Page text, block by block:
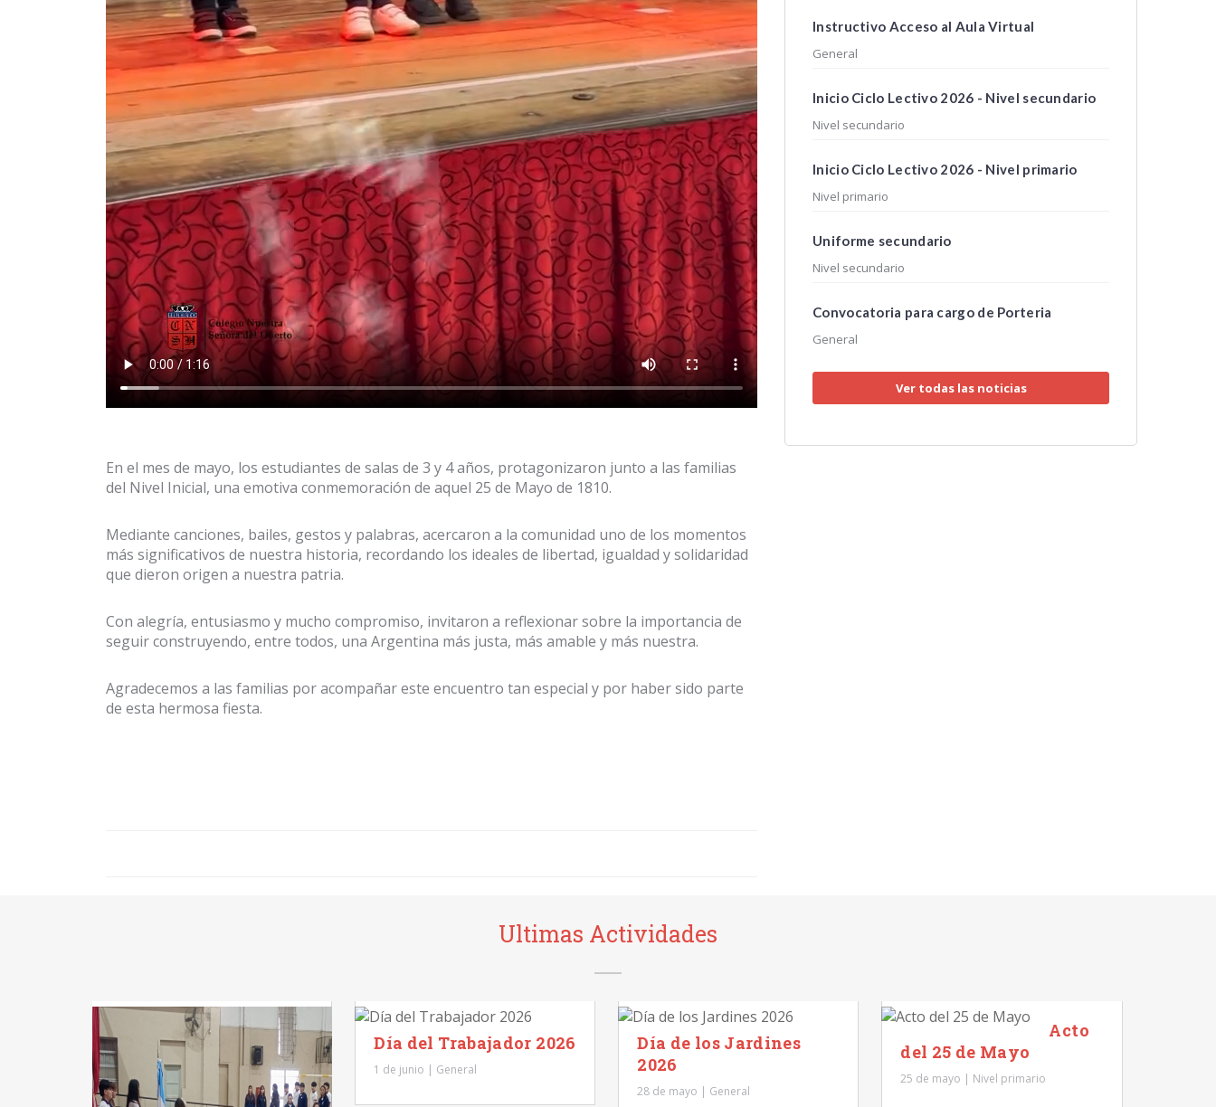
En el mes de mayo, los estudiantes de salas de 3 y 4 años, protagonizaron junto a las familias
del Nivel Inicial, una emotiva conmemoración de aquel 25 de Mayo de 1810.
Mediante canciones, bailes, gestos y palabras, acercaron a la comunidad uno de los momentos
más significativos de nuestra historia, recordando los ideales de libertad, igualdad y solidaridad
que dieron origen a nuestra patria.
Con alegría, entusiasmo y mucho compromiso, invitaron a reflexionar sobre la importancia de
seguir construyendo, entre todos, una Argentina más justa, más amable y más nuestra.
Agradecemos a las familias por acompañar este encuentro tan especial y por haber sido parte
de esta hermosa fiesta.
Instructivo Acceso al Aula Virtual
General
Inicio Ciclo Lectivo 2026 - Nivel secundario
Nivel secundario
Inicio Ciclo Lectivo 2026 - Nivel primario
Nivel primario
Uniforme secundario
Nivel secundario
Convocatoria para cargo de Porteria
General
Ver todas las noticias
Ultimas Actividades
Día del Trabajador 2026
1 de junio | General
Día de los Jardines
2026
28 de mayo | General
Acto
del 25 de Mayo
25 de mayo | Nivel primario